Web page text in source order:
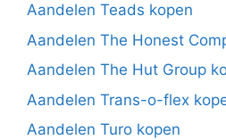
Aandelen Teads kopen
Aandelen The Honest
Aandelen The Hut Group
Aandelen Trans-o-flex
Aandelen Turo kopen